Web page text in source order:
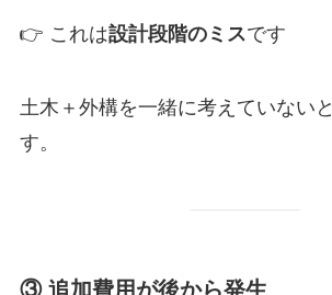
👉 これは設計段階のミスです
土木＋外構を一緒に考えていない
す。
③ 追加費用が後から発生